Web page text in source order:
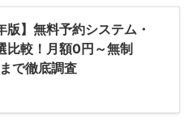
版】無料予約システム・
比較！月額0円～無制
で徹底調査